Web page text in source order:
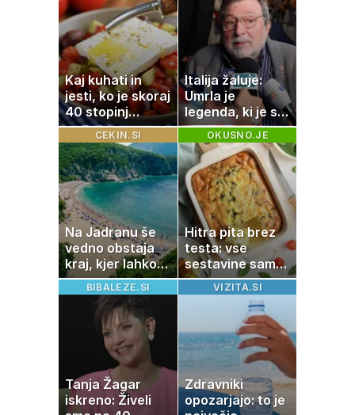
Kaj kuhati in
jesti, ko je skoraj
40 stopinj
Celzija: 5 kosil
brez prižiganja
pečice
Italija žaluje:
Umrla je
legenda, ki je s
svojimi pesmimi
zaznamovala
Italijo
CEKIN.SI
Na Jadranu še
vedno obstaja
kraj, kjer lahko
dopustujete
poceni:
nastanitev že od
10 evrov, kosilo
za pet evrov
OKUSNO.JE
Hitra pita brez
testa: vse
sestavine samo
zmešate in
pečica opravi
BIBALEZE.SI
Tanja Žagar
iskreno: Živeli
VIZITA.SI
Zdravniki
opozarjajo: to je